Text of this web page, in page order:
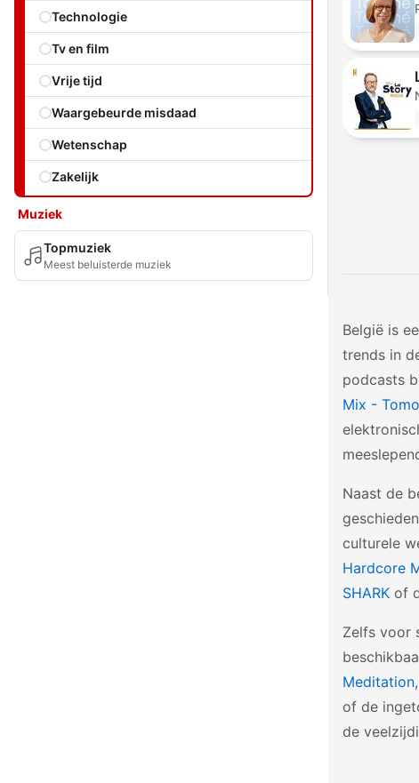
Technologie
Tv en film
Vrije tijd
Waargebeurde misdaad
Wetenschap
Zakelijk
Muziek
Topmuziek
Meest beluisterde muziek
België is
trends in
podcasts
Mix -
Naast de
culturele
Hardcore
SHARK of
Zelfs voor
of de
de